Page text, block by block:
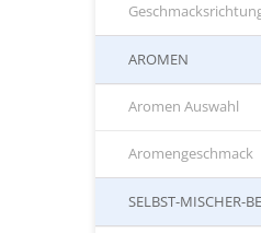
AROMEN
Aromen Auswahl
Aromengeschmack
SELBST-MISCHER-